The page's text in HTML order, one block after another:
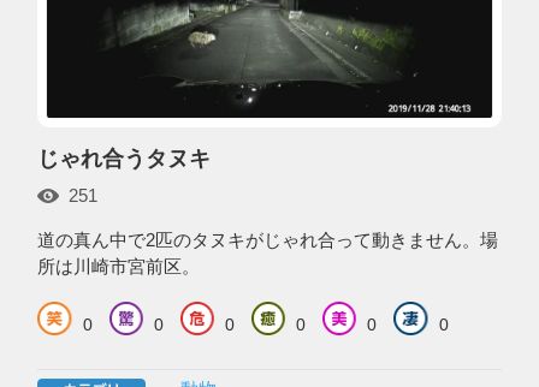
じゃれ合うタヌキ
251
道の真ん中で2匹のタヌキがじゃれ合って動きません。場
所は川崎市宮前区。
0 0 0 0 0 0